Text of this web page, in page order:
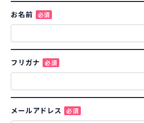
お名前 必須
フリガナ 必須
メールアドレス 必須